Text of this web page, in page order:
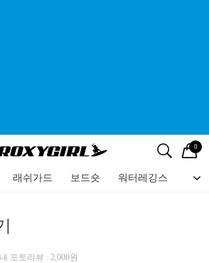
검색
로고 0
래쉬가드 보드숏 워터레깅스 비
메뉴
포토리뷰 : 2,000원